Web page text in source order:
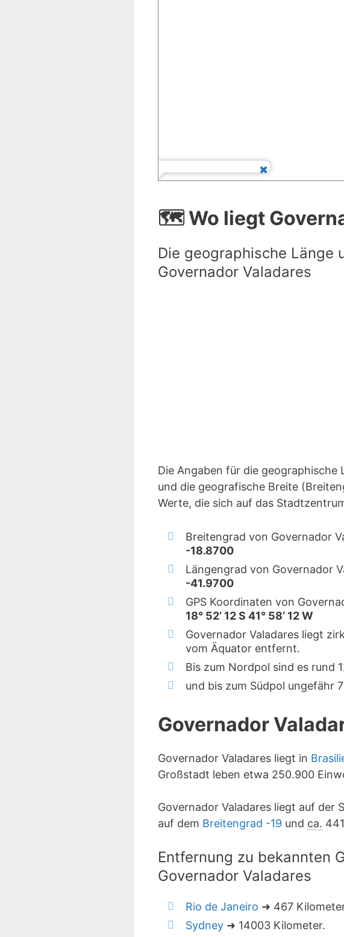
🗺️ Wo liegt
Die geographische Länge
Governador Valadares
Die Angaben für die geographische
und die geografische Breite
Werte, die sich auf das
Breitengrad von Governador
-18.8700
Längengrad von Governador
-41.9700
GPS Koordinaten von
18° 52‘ 12 S 41° 58‘ 12 W
Governador Valadares liegt
vom Äquator entfernt.
Bis zum Nordpol sind es rund
und bis zum Südpol ungefähr
Governador
Governador Valadares liegt in
Großstadt leben etwa 250.900
Governador Valadares liegt auf der
auf dem Breitengrad -19 und ca.
Entfernung zu bekannten
Governador Valadares
Rio de Janeiro ➜ 467
Sydney ➜ 14003 Kilometer.